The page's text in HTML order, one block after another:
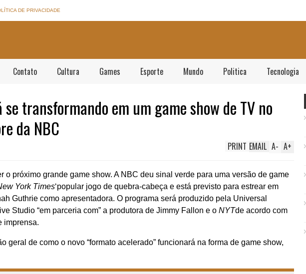
DE PRIVACIDADE
Contato Cultura Games Esporte Mundo Politica Tecnologia
se transformando em um game show de TV no
da NBC
A+
A-
EMAIL
PRINT
o próximo grande game show. A NBC deu sinal verde para uma versão de game
York Times‘popular jogo de quebra-cabeça e está previsto para estrear em
Guthrie como apresentadora. O programa será produzido pela Universal
Studio “em parceria com” a produtora de Jimmy Fallon e o NYTde acordo com
imprensa.
geral de como o novo “formato acelerado” funcionará na forma de game show,